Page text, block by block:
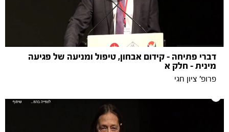
דברי פתיחה - קידום אבחון, טיפול ומניעה של פגיעה
מינית - חלק א
פרופ' ציון חגי